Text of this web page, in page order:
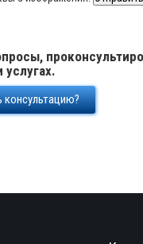
услугах.
консультацию?